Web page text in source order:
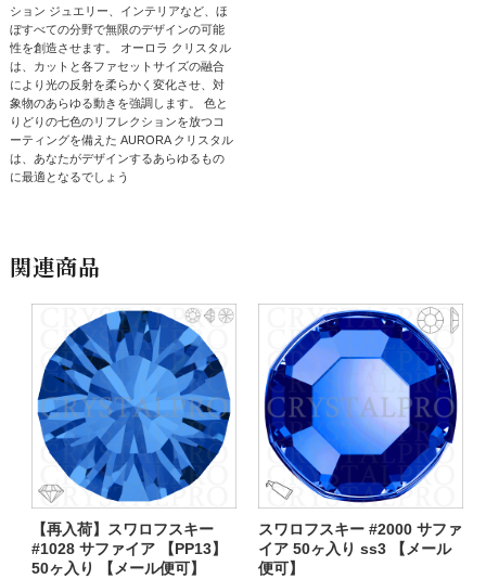
ション ジュエリー、インテリアなど、ほ
ぼすべての分野で無限のデザインの可能
性を創造させます。 オーロラ クリスタル
は、カットと各ファセットサイズの融合
により光の反射を柔らかく変化させ、対
象物のあらゆる動きを強調します。 色と
りどりの七色のリフレクションを放つコ
ーティングを備えた AURORA クリスタル
は、あなたがデザインするあらゆるもの
に最適となるでしょう
関連商品
【再入荷】スワロフスキー
#1028 サファイア 【PP13】
50ヶ入り 【メール便可】
スワロフスキー #2000 サファ
イア 50ヶ入り ss3 【メール
便可】